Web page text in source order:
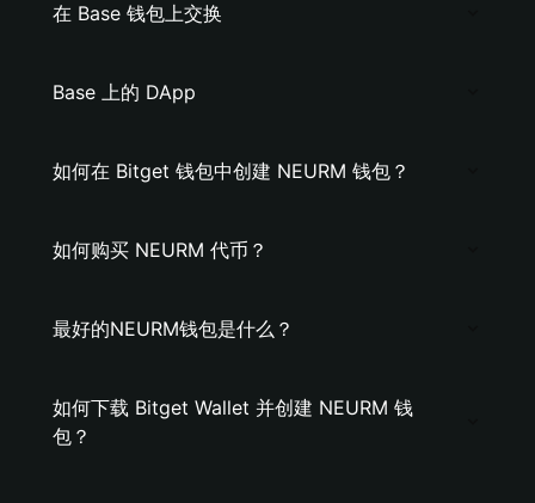
在 Base 钱包上交换
Base 上的 DApp
如何在 Bitget 钱包中创建 NEURM 钱包？
如何购买 NEURM 代币？
最好的NEURM钱包是什么？
如何下载 Bitget Wallet 并创建 NEURM 钱
包？